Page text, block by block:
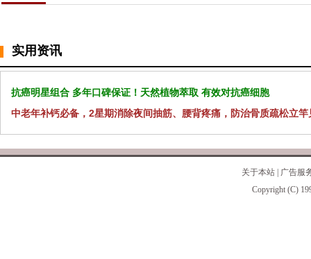
实用资讯
抗癌明星组合 多年口碑保证！天然植物萃取 有效对抗癌细胞
中老年补钙必备，2星期消除夜间抽筋、腰背疼痛，防治骨质疏松立竿
关于本站
广告服
Copyright (C)